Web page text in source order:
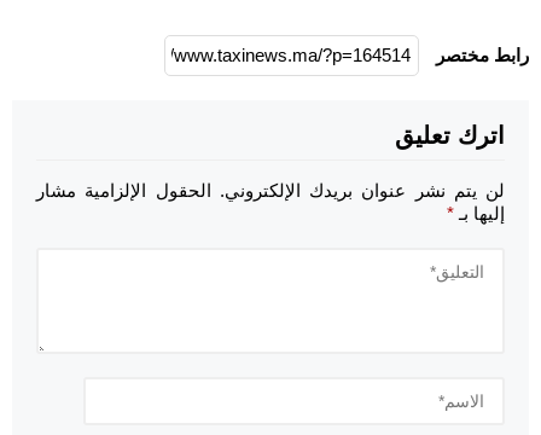
رابط مختصر
اترك تعليق
لن يتم نشر عنوان بريدك الإلكتروني. الحقول الإلزامية مشار
إليها بـ *